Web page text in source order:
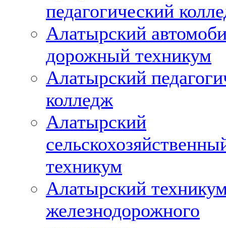
педагогический
Алатырский
дорожный техникум
Алатырский
колледж
Алатырский
техникум
Алатырский
железнодорожного